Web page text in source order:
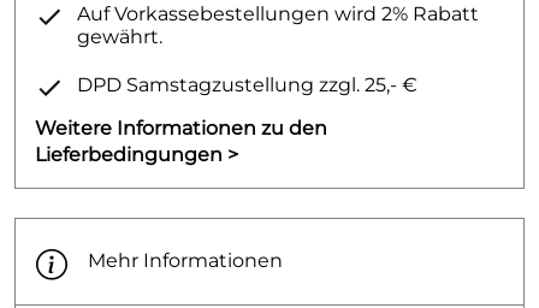
Auf Vorkassebestellungen wird 2% Rabatt
gewährt.
DPD Samstagzustellung zzgl. 25,- €
Weitere Informationen zu den
Lieferbedingungen >
Mehr Informationen